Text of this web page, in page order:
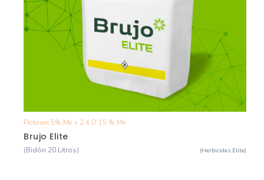
Ver Detalle
Picloram 5% Me + 2.4 D 15 % Me
Brujo Elite
(Bidón 20 Litros) (Herbicidas Elite)